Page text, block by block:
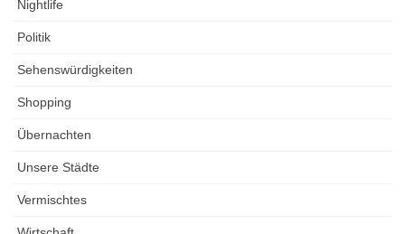
Nightlife
Politik
Sehenswürdigkeiten
Shopping
Übernachten
Unsere Städte
Vermischtes